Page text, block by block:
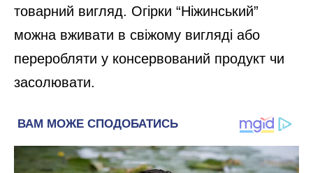
товарний вигляд. Огірки “Ніжинський”
можна вживати в свіжому вигляді або
переробляти у консервований продукт чи
засолювати.